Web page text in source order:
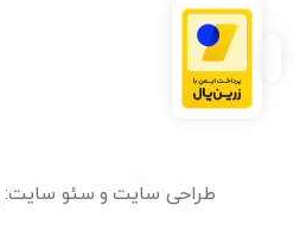
طراحی سایت و سئو سایت: